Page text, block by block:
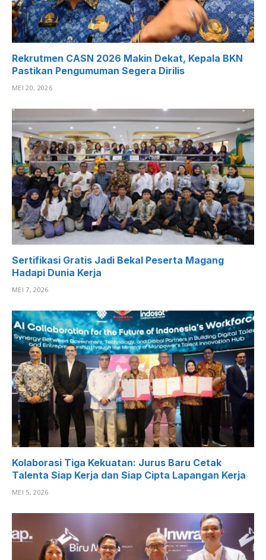
Rekrutmen CASN 2026 Makin Dekat, Kepala BKN
Pastikan Pengumuman Segera Dirilis
MEI 20, 2026
Sertifikasi Gratis Jadi Bekal Peserta Magang
Hadapi Dunia Kerja
MEI 7, 2026
Kolaborasi Tiga Kekuatan: Jurus Baru Cetak
Talenta Siap Kerja dan Siap Cipta Lapangan Kerja
MEI 5, 2026